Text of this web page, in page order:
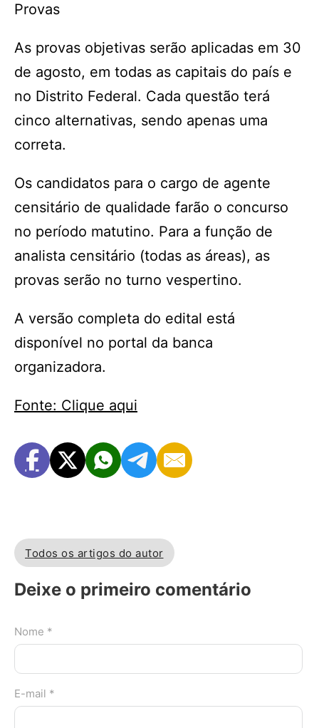
Provas
As provas objetivas serão aplicadas em 30
de agosto, em todas as capitais do país e
no Distrito Federal. Cada questão terá
cinco alternativas, sendo apenas uma
correta.
Os candidatos para o cargo de agente
censitário de qualidade farão o concurso
no período matutino. Para a função de
analista censitário (todas as áreas), as
provas serão no turno vespertino.
A versão completa do edital está
disponível no portal da banca
organizadora.
Fonte: Clique aqui
Todos os artigos do autor
Deixe o primeiro comentário
Nome *
E-mail *